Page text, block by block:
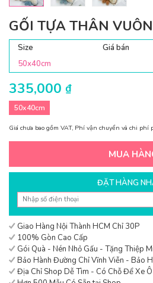
GỐI TỰA THÂN
Size Giá bán
50x40cm
335,000 ₫
50x40cm
Giá chưa bao gồm VAT, Phí vận chuyển và chi phí
MUA
ĐẶT HÀNG
Giao Hàng Nội Thành HCM Chỉ 30P
100% Gòn Cao Cấp
Gói Quà - Nén Nhỏ Gấu - Tặng Thiệp
Bảo Hành Đường Chỉ Vĩnh Viễn - Bảo
Địa Chỉ Shop Dễ Tìm - Có Chỗ Để Xe